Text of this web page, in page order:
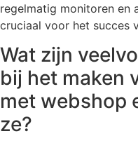
regelmatig monitoren en
cruciaal voor het succes
Wat zijn
bij het maken
met webshop
ze?